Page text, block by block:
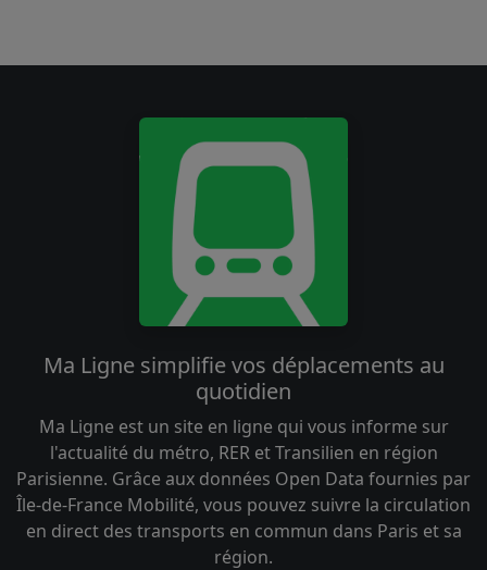
Ma Ligne simplifie vos déplacements au
quotidien
Ma Ligne est un site en ligne qui vous informe sur
l'actualité du métro, RER et Transilien en région
Parisienne. Grâce aux données Open Data fournies par
Île-de-France Mobilité, vous pouvez suivre la circulation
en direct des transports en commun dans Paris et sa
région.